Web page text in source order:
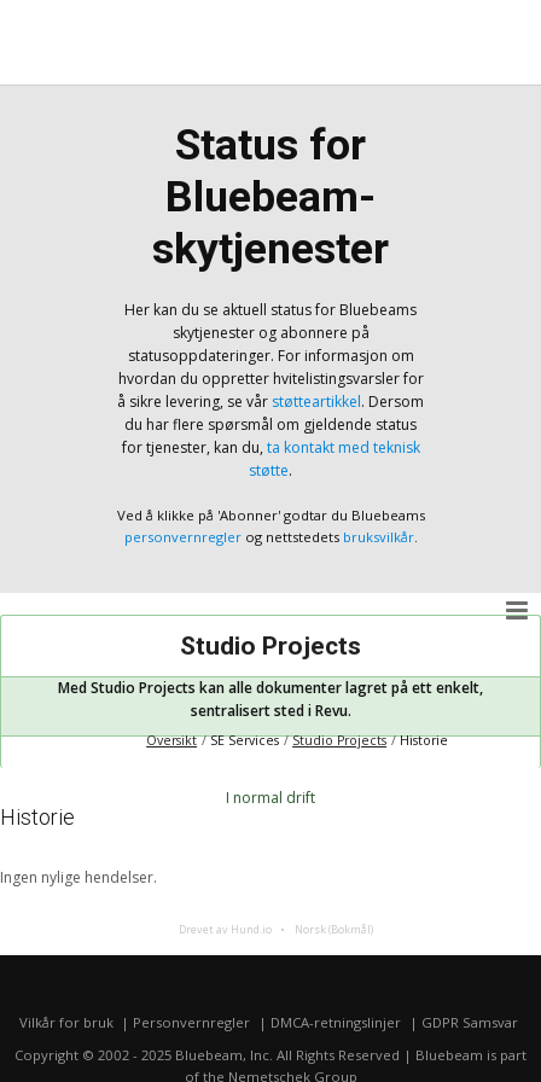
Status for
Bluebeam-
skytjenester
Her kan du se aktuell status for Bluebeams
skytjenester og abonnere på
statusoppdateringer. For informasjon om
hvordan du oppretter hvitelistingsvarsler for
å sikre levering, se vår støtteartikkel. Dersom
du har flere spørsmål om gjeldende status
for tjenester, kan du, ta kontakt med teknisk
støtte.
Ved å klikke på 'Abonner' godtar du Bluebeams
personvernreglerog nettstedets bruksvilkår.
Studio Projects
Med Studio Projects kan alle dokumenter lagret på ett enkelt,
sentralisert sted i Revu.
Oversikt SE Services Studio Projects Historie
I normal drift
Historie
Ingen nylige hendelser.
Drevet av Hund.io Norsk (Bokmål)
Vilkår for bruk Personvernregler DMCA-retningslinjer
GDPR Samsvar
Copyright © 2002 - 2025 Bluebeam, Inc. All Rights Reserved | Bluebeam is part
of the Nemetschek Group